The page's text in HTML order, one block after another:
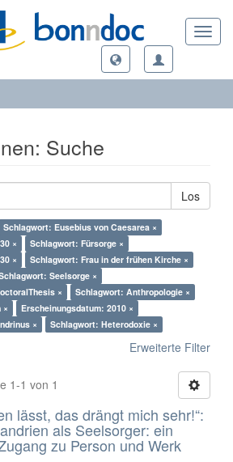
Suche
Los
Schlagwort: Eusebius von Caesarea ×
×
Schlagwort: Fürsorge ×
×
Schlagwort: Frau in der frühen Kirche ×
Seelsorge ×
×
Schlagwort: Anthropologie ×
×
Erscheinungsdatum: 2010 ×
×
Schlagwort: Heterodoxie ×
Erweiterte Filter
1-1 von 1
lässt, das drängt mich sehr!“:
als Seelsorger: ein
zu Person und Werk